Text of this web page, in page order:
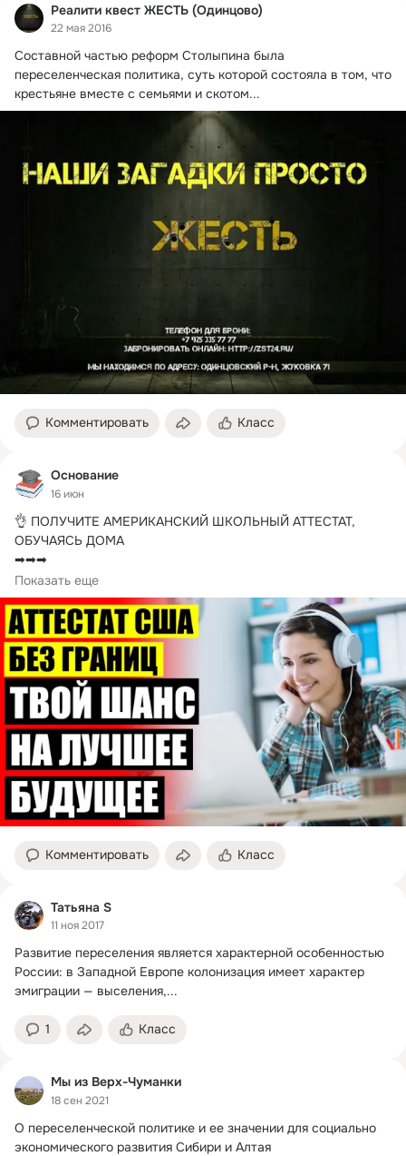
Реалити квест ЖЕСТЬ (Одинцово)
22 мая 2016
Составной частью реформ Столыпина была
переселенческая политика, суть которой состояла в том, что
крестьяне вместе с семьями и скотом...
Комментировать Класс
Основание
16 июн
👌 ПОЛУЧИТЕ АМЕРИКАНСКИЙ ШКОЛЬНЫЙ АТТЕСТАТ,
ОБУЧАЯСЬ ДОМА
➡➡➡
Мы даем легкодоступную возможность каждому...
Показать еще
Комментировать Класс
Татьяна S
11 ноя 2017
Развитие переселения является характерной особенностью
России: в Западной Европе колонизация имеет характер
эмиграции — выселения,...
1 Класс
Мы из Верх-Чуманки
18 сен 2021
О переселенческой политике и ее значении для социально
экономического развития Сибири и Алтая